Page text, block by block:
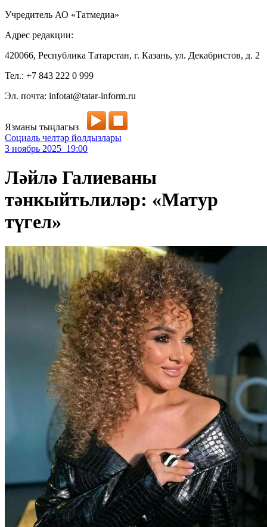
Учредитель АО «Татмедиа»
Адрес редакции:
420066, Республика Татарстан, г. Казань, ул. Декабристов, д. 2
Тел.: +7 843 222 0 999
Эл. почта: infotat@tatar-inform.ru
Язманы тыңлагыз
Социаль челтәр йолдызлары
3 ноябрь 2025 19:00
Ләйлә Галиеваны
тәнкыйтьлиләр: «Матур
түгел»